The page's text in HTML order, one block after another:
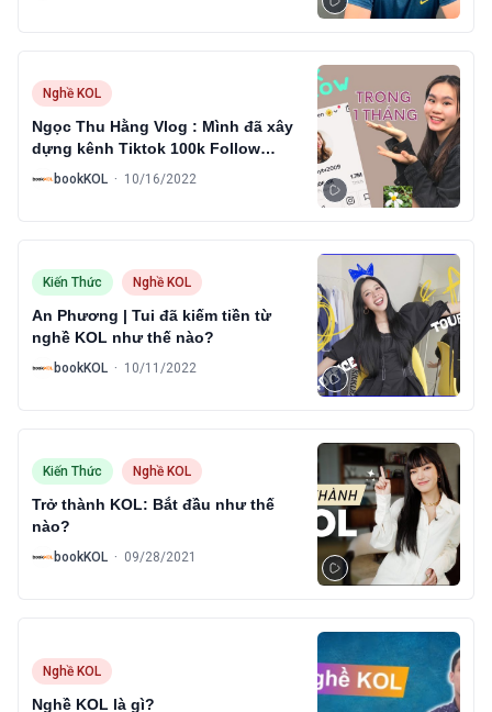
Nghề KOL
Ngọc Thu Hằng Vlog : Mình đã xây
dựng kênh Tiktok 100k Follow
TRONG MỘT THÁNG thế nào?
B bookKOL · 10/16/2022
Kiến Thức Nghề KOL
An Phương | Tui đã kiếm tiền từ
nghề KOL như thế nào?
B bookKOL · 10/11/2022
Kiến Thức Nghề KOL
Trở thành KOL: Bắt đầu như thế
nào?
B bookKOL · 09/28/2021
Nghề KOL
Nghề KOL là gì?